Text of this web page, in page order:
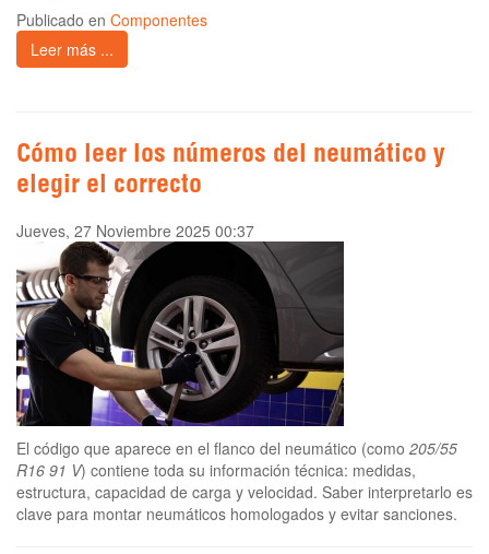
Publicado en Componentes
Leer más ...
Cómo leer los números del neumático y
elegir el correcto
Jueves, 27 Noviembre 2025 00:37
El código que aparece en el flanco del neumático (como 205/55
R16 91 V) contiene toda su información técnica: medidas,
estructura, capacidad de carga y velocidad. Saber interpretarlo es
clave para montar neumáticos homologados y evitar sanciones.